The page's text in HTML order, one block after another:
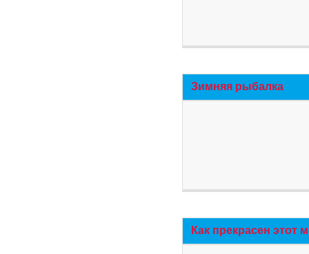
Зимняя рыбалка
Как прекрасен этот